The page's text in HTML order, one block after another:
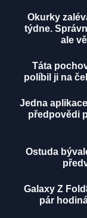
Okurky
týdne.
ale
Táta
políbil ji na
Jedna
předpovědi
Ostuda
Galaxy Z
pár